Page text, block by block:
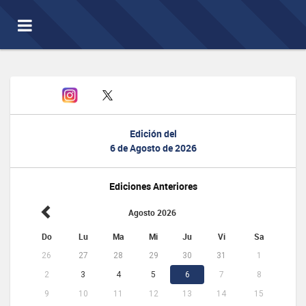
Toggle
navigation
Edición del
6 de Agosto de 2026
Ediciones Anteriores
Agosto 2026
Do Lu Ma Mi Ju Vi Sa
26 27 28 29 30 31
1
2
3 4 5 6 7
8
9
10 11 12 13 14 15